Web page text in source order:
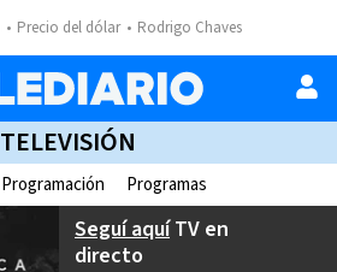
Precio del dólar Rodrigo Chaves
TELEVISIÓN
Programación Programas
Seguí aquíTV en
directo